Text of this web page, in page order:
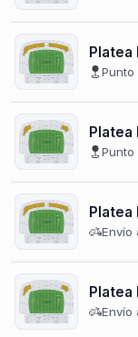
Platea
Punto
Platea
Punto
Platea
Envío
Platea
Envío